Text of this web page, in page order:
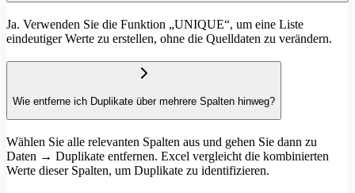
Ja. Verwenden Sie die Funktion „UNIQUE“, um eine Liste
eindeutiger Werte zu erstellen, ohne die Quelldaten zu verändern.
Wie entferne ich Duplikate über mehrere Spalten hinweg?
Wählen Sie alle relevanten Spalten aus und gehen Sie dann zu
Daten → Duplikate entfernen. Excel vergleicht die kombinierten
Werte dieser Spalten, um Duplikate zu identifizieren.